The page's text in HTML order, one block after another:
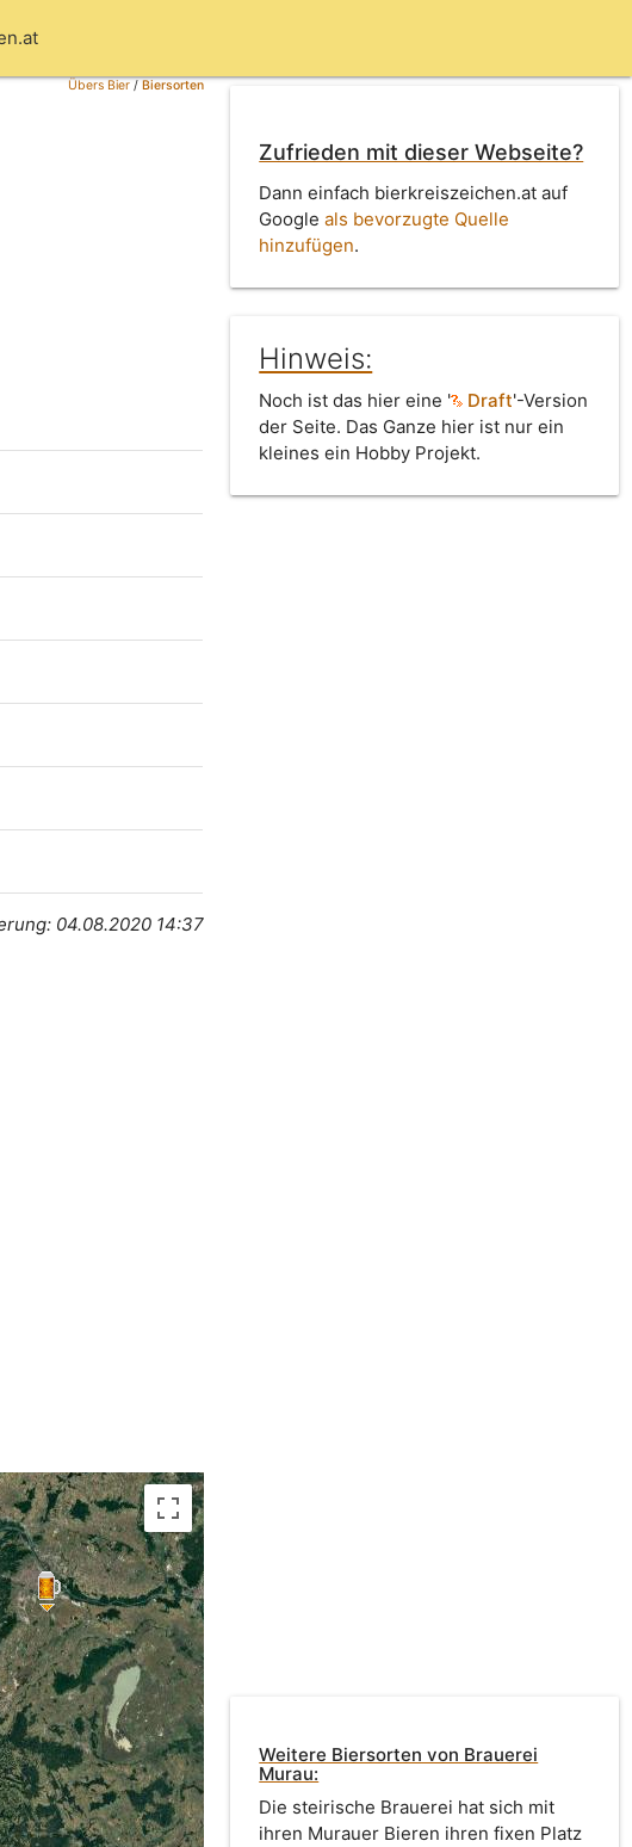
Übers Bier/Biersorten
04.08.2020 14:37
Zufrieden mit dieser Webseite?
Dann einfach bierkreiszeichen.at auf
Googleals bevorzugte Quelle
hinzufügen.
Hinweis:
Noch ist das hier eine ' Draft'-Version
der Seite. Das Ganze hier ist nur ein
kleines ein Hobby Projekt.
Weitere Biersorten von Brauerei
Murau:
Die steirische Brauerei hat sich mit
ihren Murauer Bieren ihren fixen Platz